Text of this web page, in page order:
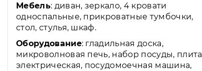
Мебель: диван, зеркало, 4 кровати
односпальные, прикроватные тумбочки,
стол, стулья, шкаф.
Оборудование: гладильная доска,
микроволновая печь, набор посуды, плита
электрическая, посудомоечная машина,